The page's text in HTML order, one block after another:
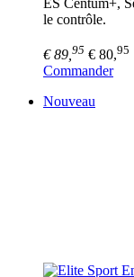
ES Centum+,
le contrôle.
€ 89, 95 € 80,95
Commander
Nouveau